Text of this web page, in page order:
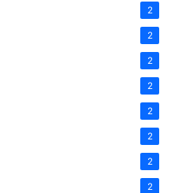
2
2
2
2
2
2
2
2